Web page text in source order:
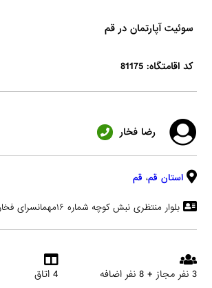
سوئیت آپارتمان در قم
کد اقامتگاه: 81175
رضا فخار
استان قم، قم
بلوار منتظری نبش کوچه شماره ۱۶مهمانسرای فخار
3 نفر مجاز + 8 نفر اضافه 4 اتاق